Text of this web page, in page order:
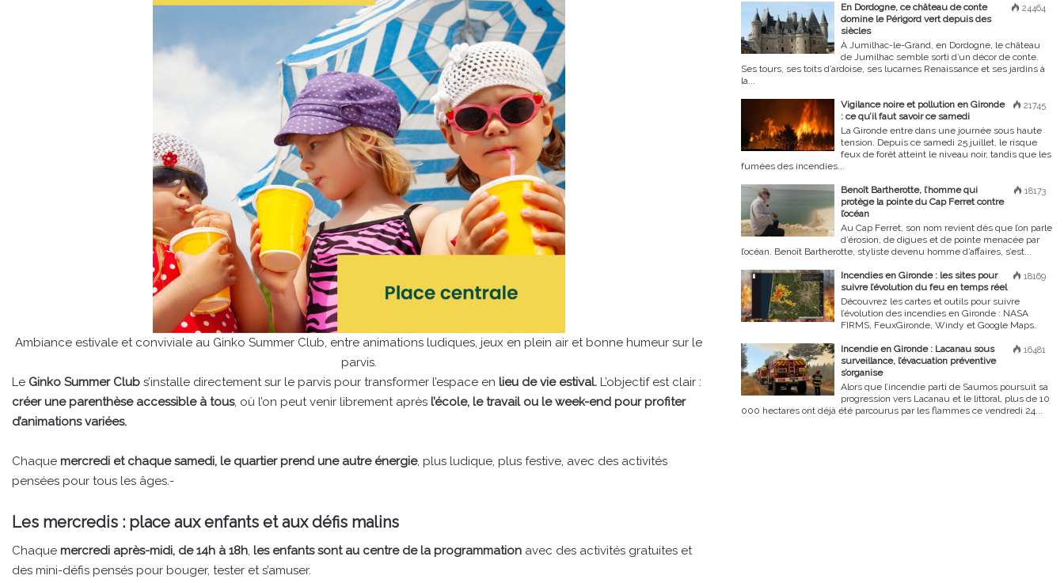
Ambiance estivale et conviviale au Ginko Summer Club, entre animations ludiques, jeux en plein air et bonne humeur sur le
parvis.
Le Ginko Summer Club s’installe directement sur le parvis pour transformer l’espace en lieu de vie estival. L’objectif est clair :
créer une parenthèse accessible à tous, où l’on peut venir librement après l’école, le travail ou le week-end pour profiter
d’animations variées.
Chaque mercredi et chaque samedi, le quartier prend une autre énergie, plus ludique, plus festive, avec des activités
pensées pour tous les âges.-
Les mercredis : place aux enfants et aux défis malins
Chaque mercredi après-midi, de 14h à 18h, les enfants sont au centre de la programmation avec des activités gratuites et
des mini-défis pensés pour bouger, tester et s’amuser.
24464
En Dordogne, ce château de conte
domine le Périgord vert depuis des
siècles
À Jumilhac-le-Grand, en Dordogne, le château
de Jumilhac semble sorti d’un décor de conte.
Ses tours, ses toits d’ardoise, ses lucarnes Renaissance et ses jardins à
la...
21745
Vigilance noire et pollution en Gironde
: ce qu’il faut savoir ce samedi
La Gironde entre dans une journée sous haute
tension. Depuis ce samedi 25 juillet, le risque
feux de forêt atteint le niveau noir, tandis que les
fumées des incendies...
18173
Benoît Bartherotte, l’homme qui
protège la pointe du Cap Ferret contre
l’océan
Au Cap Ferret, son nom revient dès que l’on parle
d’érosion, de digues et de pointe menacée par
l’océan. Benoît Bartherotte, styliste devenu homme d’affaires, s’est...
18169
Incendies en Gironde : les sites pour
suivre l’évolution du feu en temps réel
Découvrez les cartes et outils pour suivre
l’évolution des incendies en Gironde : NASA
FIRMS, FeuxGironde, Windy et Google Maps.
16481
Incendie en Gironde : Lacanau sous
surveillance, l’évacuation préventive
s’organise
Alors que l’incendie parti de Saumos poursuit sa
progression vers Lacanau et le littoral, plus de 10
000 hectares ont déjà été parcourus par les flammes ce vendredi 24...